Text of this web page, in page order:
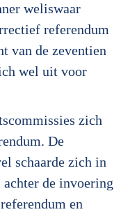
weliswaar
referendum
van de zeventien
wel uit voor
zich
De
schaarde zich in
achter de invoering
en